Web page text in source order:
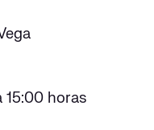
15:00 horas